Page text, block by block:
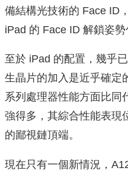
備結構光技術的 Face ID
iPad 的 Face ID 解鎖姿勢
至於 iPad 的配置，幾乎
生晶片的加入是近乎確定
系列處理器性能方面比同
強得多，其綜合性能表現
的鄙視鏈頂端。
現在只有一個新情況，